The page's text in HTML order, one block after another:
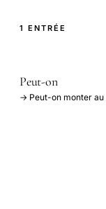
1 ENTRÉE
Peut-on
→ Peut-on monter au